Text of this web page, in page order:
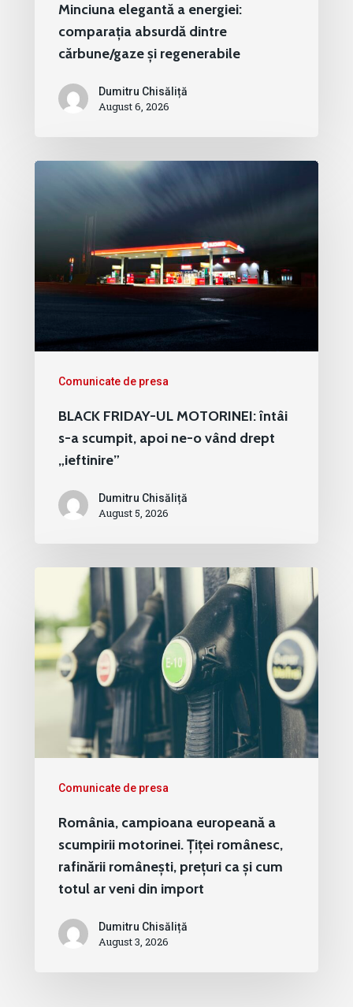
Minciuna elegantă a energiei:
comparația absurdă dintre
cărbune/gaze și regenerabile
Dumitru Chisăliță
August 6, 2026
Comunicate de presa
BLACK FRIDAY-UL MOTORINEI: întâi
s-a scumpit, apoi ne-o vând drept
„ieftinire”
Dumitru Chisăliță
August 5, 2026
Comunicate de presa
România, campioana europeană a
scumpirii motorinei. Țiței românesc,
rafinării românești, prețuri ca și cum
totul ar veni din import
Dumitru Chisăliță
August 3, 2026